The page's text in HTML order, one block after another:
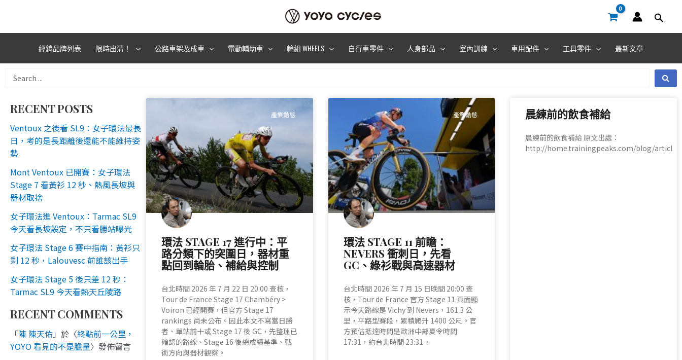
主
經銷品牌列表 限時出清！ 公路車架及成車 電動輔助車 輪組 WHEELS 自行車零件 人身部品 室內訓練 車用配件 工具零件 最新文章
Search
RECENT POSTS
Ventoux 之後看 SL9：女子環法最長
日，考的是長距離後還能不能維持姿
勢
Mont Ventoux 已開賽：女子環法
Stage 7 看黃衫 12 秒、熱風長坡與
器材取捨
女子環法進 Ventoux：Tarmac SL9
今天看長坡設定，不只看勝站曝光
女子環法 Stage 6 賽中指南：黃衫只
剩 12 秒，Lalouvesc 前誰該出手
女子環法 Stage 5 後只差 12 秒：
Tarmac SL9 今天看熱天丘陵路
RECENT COMMENTS
「陳 陳天佑」於〈終點前一公里，
YOYO 看見的不是膽量〉發佈留言
產業動態
環法 STAGE 17 進行中：平
路分類下的突圍日，器材重
點回到輪胎、補給與控制
台北時間 2026 年 7 月 22 日 20:00 查核，
Tour de France Stage 17 Chambéry >
Voiron 已經開賽，但官方 Stage 17
rankings 尚未公布。因此本文不寫當日勝
者、單站前十或 Stage 17 後 GC，先整理已
確認的路線、Stage 16 後總成績基準、戰
術方向與器材觀察。
產業動態
環法 STAGE 11 前瞻：
NEVERS 衝刺日，先看
GC、綠衫戰與高速器材
台北時間 2026 年 7 月 15 日晚間 20:00 查
核，Tour de France 官方 Stage 11 頁面顯
示今天路線是 Vichy 到 Nevers，161.3 公
里，平路型賽段，累積爬升 1400 公尺。官
方預估抵達時間是歐洲中部夏令時間
17:31，約台北時間 23:31。
晨練前的飲食補給
晨練前的飲食補給 原文出處：
http://home.trainingpeaks.com/blog/articl